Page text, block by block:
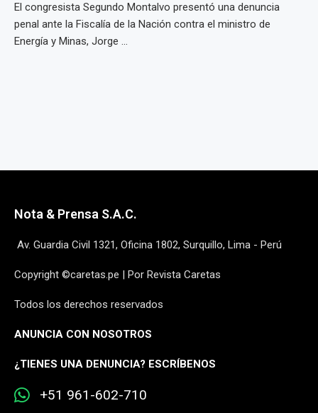
El congresista Segundo Montalvo presentó una denuncia
penal ante la Fiscalía de la Nación contra el ministro de
Energía y Minas, Jorge ...
Nota & Prensa S.A.C.
Av. Guardia Civil 1321, Oficina 1802, Surquillo, Lima - Perú
Copyright ©caretas.pe | Por Revista Caretas
Todos los derechos reservados
ANUNCIA CON NOSOTROS
¿TIENES UNA DENUNCIA? ESCRÍBENOS
+51 961-602-710